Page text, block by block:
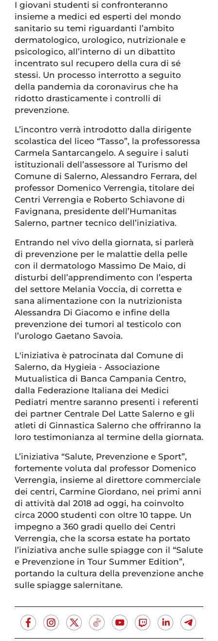
I giovani studenti si confronteranno
insieme a medici ed esperti del mondo
sanitario su temi riguardanti l’ambito
dermatologico, urologico, nutrizionale e
psicologico, all’interno di un dibattito
incentrato sul recupero della cura di sé
stessi. Un processo interrotto a seguito
della pandemia da coronavirus che ha
ridotto drasticamente i controlli di
prevenzione.
L’incontro verrà introdotto dalla dirigente
scolastica del liceo “Tasso”, la professoressa
Carmela Santarcangelo. A seguire i saluti
istituzionali dell’assessore al Turismo del
Comune di Salerno, Alessandro Ferrara, del
professor Domenico Verrengia, titolare dei
Centri Verrengia e Roberto Schiavone di
Favignana, presidente dell’Humanitas
Salerno, partner tecnico dell’iniziativa.
Entrando nel vivo della giornata, si parlerà
di prevenzione per le malattie della pelle
con il dermatologo Massimo De Maio, di
disturbi dell’apprendimento con l’esperta
del settore Melania Voccia, di corretta e
sana alimentazione con la nutrizionista
Alessandra Di Giacomo e infine della
prevenzione dei tumori al testicolo con
l’urologo Gaetano Savoia.
L'iniziativa è patrocinata dal Comune di
Salerno, da Hygieia - Associazione
Mutualistica di Banca Campania Centro,
dalla Federazione Italiana dei Medici
Pediatri mentre saranno presenti i referenti
dei partner Centrale Del Latte Salerno e gli
atleti di Ginnastica Salerno che offriranno la
loro testimonianza al termine della giornata.
L’iniziativa “Salute, Prevenzione e Sport”,
fortemente voluta dal professor Domenico
Verrengia, insieme al direttore commerciale
dei centri, Carmine Giordano, nei primi anni
di attività dal 2018 ad oggi, ha coinvolto
circa 2000 studenti con oltre 10 tappe. Un
impegno a 360 gradi quello dei Centri
Verrengia, che la scorsa estate ha portato
l’iniziativa anche sulle spiagge con il “Salute
e Prevenzione in Tour Summer Edition”,
portando la cultura della prevenzione anche
sulle spiagge salernitane.